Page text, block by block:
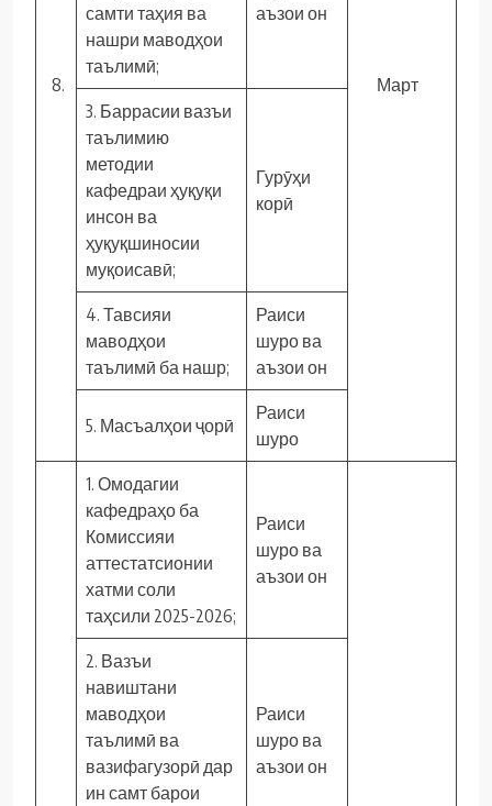
8. Март
самти таҳия ва
нашри маводҳои
таълимӣ;
аъзои он
3. Баррасии вазъи
таълимию
методии
кафедраи ҳуқуқи
инсон ва
ҳуқуқшиносии
муқоисавӣ;
Гурӯҳи
корӣ
4. Тавсияи
маводҳои
таълимӣ ба нашр;
Раиси
шуро ва
аъзои он
5. Масъалҳои ҷорӣ
Раиси
шуро
1. Омодагии
кафедраҳо ба
Комиссияи
аттестатсионии
хатми соли
таҳсили 2025-2026;
Раиси
шуро ва
аъзои он
2. Вазъи
навиштани
маводҳои
таълимӣ ва
вазифагузорӣ дар
ин самт барои
Раиси
шуро ва
аъзои он